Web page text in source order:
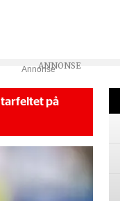
Annonse
på